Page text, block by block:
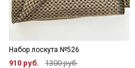
Набор лоскута №526
910 руб. 1300 руб.